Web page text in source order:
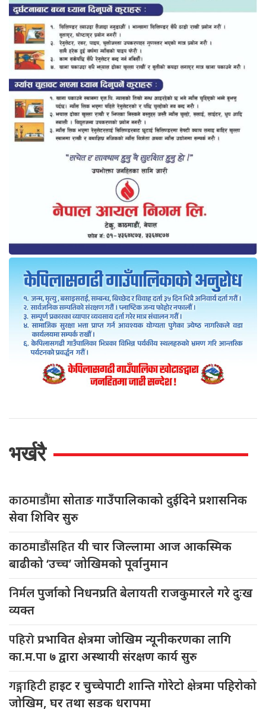
भर्खरै
काठमाडौंमासोताङ गाउँपालिकाको दुईदिने प्रशासनिक
सेवा शिविर सुरु
काठमाडौंसहितयी चार जिल्लामा आज आकस्मिक
बाढीको ‘उच्च’ जोखिमको पूर्वानुमान
निर्मलपुर्जाको निधनप्रति बेलायती राजकुमारले गरे दुःख
व्यक्त
पहिरोप्रभावित क्षेत्रमा जोखिम न्यूनीकरणका लागि
का.म.पा ७ द्वारा अस्थायी संरक्षण कार्य सुरु
गङ्गाहिटीहाइट र चुच्चेपाटी शान्ति गोरेटो क्षेत्रमा पहिरोको
जोखिम, घर तथा सडक धरापमा